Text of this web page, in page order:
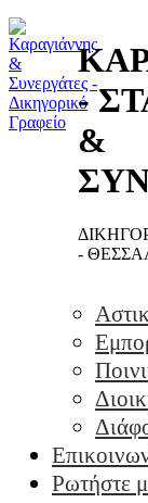
-
&
-
Ρωτήστε